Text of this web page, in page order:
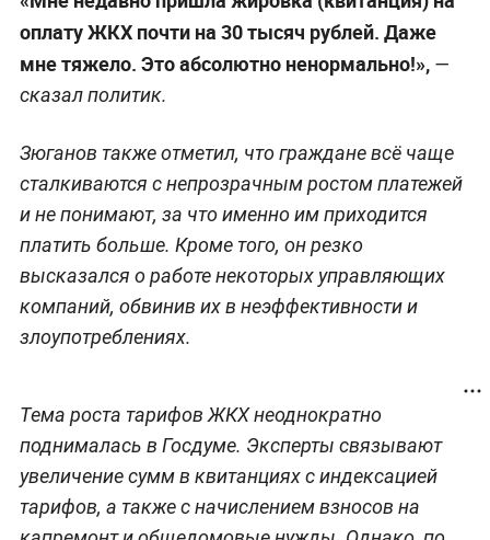
оплату ЖКХ почти на 30 тысяч рублей. Даже
мне тяжело. Это абсолютно ненормально!», —
сказал политик.
Зюганов также отметил, что граждане всё чаще
сталкиваются с непрозрачным ростом платежей
и не понимают, за что именно им приходится
платить больше. Кроме того, он резко
высказался о работе некоторых управляющих
компаний, обвинив их в неэффективности и
злоупотреблениях.
Тема роста тарифов ЖКХ неоднократно
поднималась в Госдуме. Эксперты связывают
увеличение сумм в квитанциях с индексацией
тарифов, а также с начислением взносов на